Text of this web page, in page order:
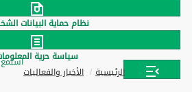
نظام حماية البيانات
سياسة حرية
الرئيسية
الأخبار والفعاليات
استمع